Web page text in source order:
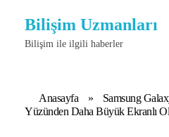
Bilişim Uzmanları
Bilişim ile ilgili haberler
Anasayfa »
Samsung
Yüzünden Daha Büyük Ekranlı